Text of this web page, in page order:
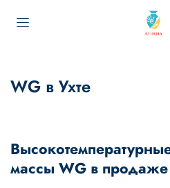
WG в Ухте
массы WG в продаже